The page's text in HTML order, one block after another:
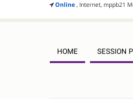
Online, Internet, mppb21
HOME SESSION